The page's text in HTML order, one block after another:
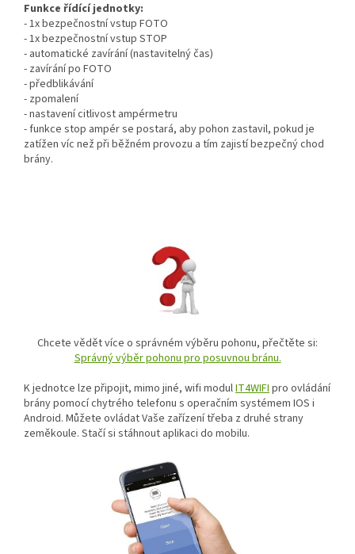
Funkce řídící jednotky:
- 1x bezpečnostní vstup FOTO
- 1x bezpečnostní vstup STOP
- automatické zavírání (nastavitelný čas)
- zavírání po FOTO
- předblikávání
- zpomalení
- nastavení citlivost ampérmetru
- funkce stop ampér se postará, aby pohon zastavil, pokud je
zatížen víc než při běžném provozu a tím zajistí bezpečný chod
brány.
Chcete vědět více o správném výběru pohonu, přečtěte si:
Správný výběr pohonu pro posuvnou bránu.
K jednotce lze připojit, mimo jiné, wifi modulIT4WIFIpro ovládání
brány pomocí chytrého telefonu s operačním systémem IOS i
Android. Můžete ovládat Vaše zařízení třeba z druhé strany
zeměkoule. Stačí si stáhnout aplikaci do mobilu.